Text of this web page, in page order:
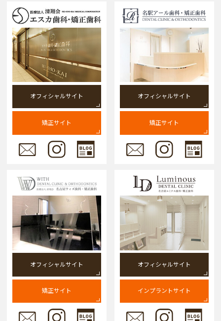
オフィシャルサイト
矯正サイト
オフィシャルサイト
矯正サイト
オフィシャルサイト
矯正サイト
オフィシャルサイト
インプラントサイト